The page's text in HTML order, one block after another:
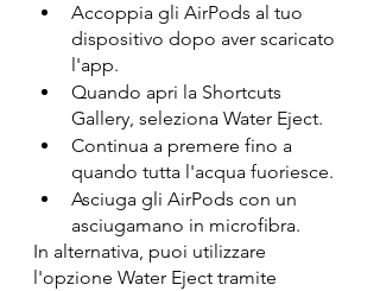
Accoppia gli AirPods al tuo
dispositivo dopo aver scaricato
l'app.
Quando apri la Shortcuts
Gallery, seleziona Water Eject.
Continua a premere fino a
quando tutta l'acqua fuoriesce.
Asciuga gli AirPods con un
asciugamano in microfibra.
In alternativa, puoi utilizzare
l'opzione Water Eject tramite